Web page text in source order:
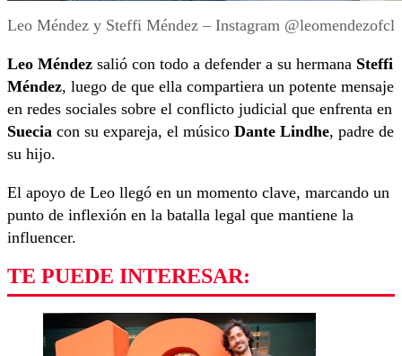
Leo Méndez y Steffi Méndez – Instagram @leomendezofcl
Leo Méndez salió con todo a defender a su hermana Steffi
Méndez, luego de que ella compartiera un potente mensaje
en redes sociales sobre el conflicto judicial que enfrenta en
Suecia con su expareja, el músico Dante Lindhe, padre de
su hijo.
El apoyo de Leo llegó en un momento clave, marcando un
punto de inflexión en la batalla legal que mantiene la
influencer.
TE PUEDE INTERESAR: